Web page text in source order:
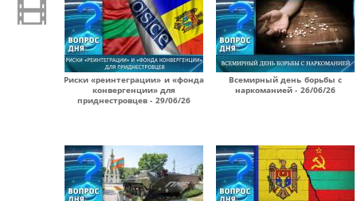
Риски «реинтеграции» и «фонда
конвергенции» для
приднестровцев - 29/06/26
Всемирный день борьбы с
наркоманией - 26/06/26